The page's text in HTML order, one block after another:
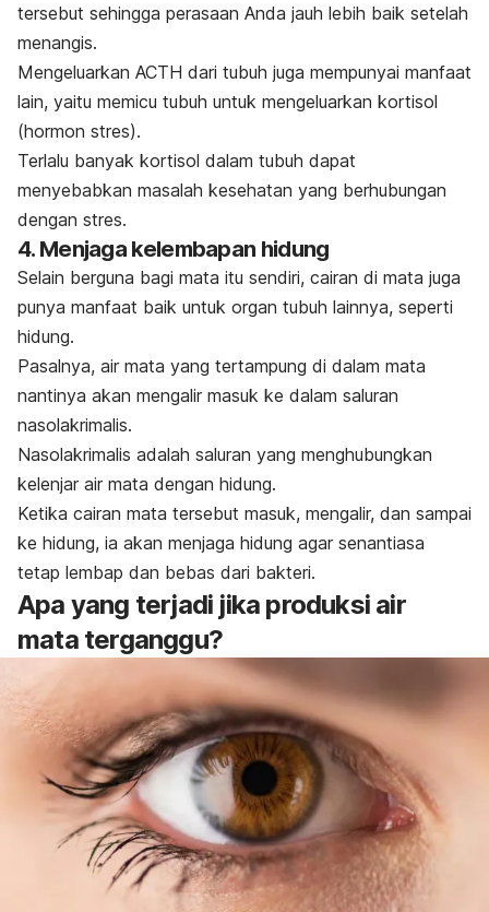
tersebut sehingga perasaan Anda jauh lebih baik setelah
menangis.
Mengeluarkan ACTH dari tubuh juga mempunyai manfaat
lain, yaitu memicu tubuh untuk mengeluarkan kortisol
(hormon stres).
Terlalu banyak kortisol dalam tubuh dapat
menyebabkan masalah kesehatan yang berhubungan
dengan stres.
4. Menjaga kelembapan hidung
Selain berguna bagi mata itu sendiri, cairan di mata juga
punya manfaat baik untuk organ tubuh lainnya, seperti
hidung.
Pasalnya, air mata yang tertampung di dalam mata
nantinya akan mengalir masuk ke dalam saluran
nasolakrimalis.
Nasolakrimalis adalah saluran yang menghubungkan
kelenjar air mata dengan hidung.
Ketika cairan mata tersebut masuk, mengalir, dan sampai
ke hidung, ia akan menjaga hidung agar senantiasa
tetap lembap dan bebas dari bakteri.
Apa yang terjadi jika produksi air
mata terganggu?